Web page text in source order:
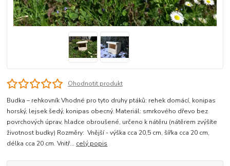
Ohodnotit produkt
Budka – rehkovník Vhodné pro tyto druhy ptáků: rehek domácí, konipas
horský, lejsek šedý, konipas obecný. Materiál: smrkového dřevo bez
povrchových úprav, hladce obroušené, určeno k nátěru (nátěrem zvýšíte
životnost budky) Rozměry: Vnější - výška cca 20,5 cm, šířka cca 20 cm,
délka cca 20 cm. Vnitř... celý popis